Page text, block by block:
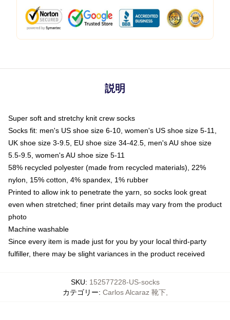
説明
Super soft and stretchy knit crew socks
Socks fit: men's US shoe size 6-10, women's US shoe size 5-11,
UK shoe size 3-9.5, EU shoe size 34-42.5, men's AU shoe size
5.5-9.5, women's AU shoe size 5-11
58% recycled polyester (made from recycled materials), 22%
nylon, 15% cotton, 4% spandex, 1% rubber
Printed to allow ink to penetrate the yarn, so socks look great
even when stretched; finer print details may vary from the product
photo
Machine washable
Since every item is made just for you by your local third-party
fulfiller, there may be slight variances in the product received
SKU: 152577228-US-socks
カテゴリー: Carlos Alcaraz 靴下,